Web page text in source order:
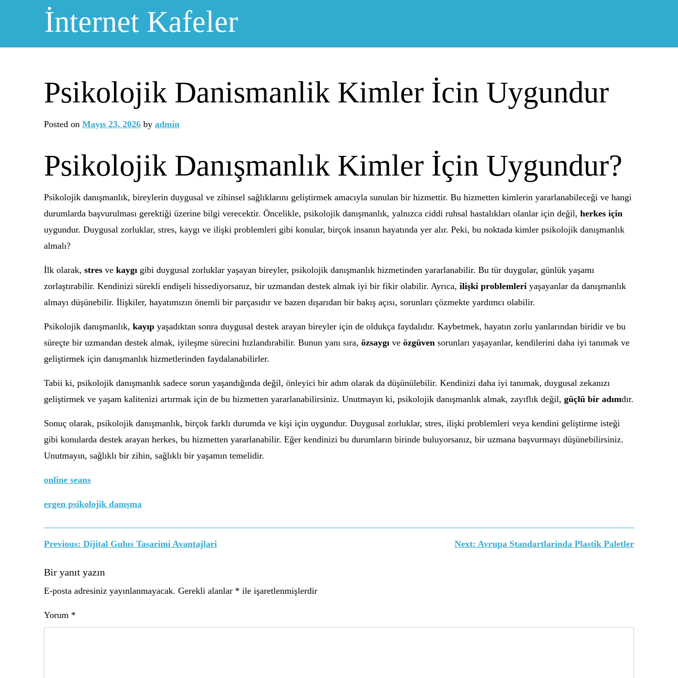
İnternet Kafeler
Psikolojik Danismanlik Kimler İcin Uygundur
Posted on Mayıs 23, 2026 by admin
Psikolojik Danışmanlık Kimler İçin Uygundur?
Psikolojik danışmanlık, bireylerin duygusal ve zihinsel sağlıklarını geliştirmek amacıyla sunulan bir hizmettir. Bu hizmetten kimlerin yararlanabileceği ve hangi
durumlarda başvurulması gerektiği üzerine bilgi verecektir. Öncelikle, psikolojik danışmanlık, yalnızca ciddi ruhsal hastalıkları olanlar için değil, herkes için
uygundur. Duygusal zorluklar, stres, kaygı ve ilişki problemleri gibi konular, birçok insanın hayatında yer alır. Peki, bu noktada kimler psikolojik danışmanlık
almalı?
İlk olarak, stres ve kaygı gibi duygusal zorluklar yaşayan bireyler, psikolojik danışmanlık hizmetinden yararlanabilir. Bu tür duygular, günlük yaşamı
zorlaştırabilir. Kendinizi sürekli endişeli hissediyorsanız, bir uzmandan destek almak iyi bir fikir olabilir. Ayrıca, ilişki problemleri yaşayanlar da danışmanlık
almayı düşünebilir. İlişkiler, hayatımızın önemli bir parçasıdır ve bazen dışarıdan bir bakış açısı, sorunları çözmekte yardımcı olabilir.
Psikolojik danışmanlık, kayıp yaşadıktan sonra duygusal destek arayan bireyler için de oldukça faydalıdır. Kaybetmek, hayatın zorlu yanlarından biridir ve bu
süreçte bir uzmandan destek almak, iyileşme sürecini hızlandırabilir. Bunun yanı sıra, özsaygı ve özgüven sorunları yaşayanlar, kendilerini daha iyi tanımak ve
geliştirmek için danışmanlık hizmetlerinden faydalanabilirler.
Tabii ki, psikolojik danışmanlık sadece sorun yaşandığında değil, önleyici bir adım olarak da düşünülebilir. Kendinizi daha iyi tanımak, duygusal zekanızı
geliştirmek ve yaşam kalitenizi artırmak için de bu hizmetten yararlanabilirsiniz. Unutmayın ki, psikolojik danışmanlık almak, zayıflık değil, güçlü bir adımdır.
Sonuç olarak, psikolojik danışmanlık, birçok farklı durumda ve kişi için uygundur. Duygusal zorluklar, stres, ilişki problemleri veya kendini geliştirme isteği
gibi konularda destek arayan herkes, bu hizmetten yararlanabilir. Eğer kendinizi bu durumların birinde buluyorsanız, bir uzmana başvurmayı düşünebilirsiniz.
Unutmayın, sağlıklı bir zihin, sağlıklı bir yaşamın temelidir.
online seans
ergen psikolojik danışma
Yazı
gezinmesi
Previous: Dijital Gulus Tasarimi Avantajlari Next: Avrupa Standartlarinda Plastik Paletler
Bir yanıt yazın
E-posta adresiniz yayınlanmayacak. Gerekli alanlar * ile işaretlenmişlerdir
Yorum *